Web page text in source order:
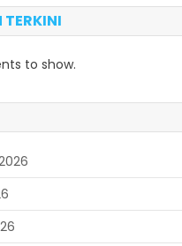
TERKINI
to show.